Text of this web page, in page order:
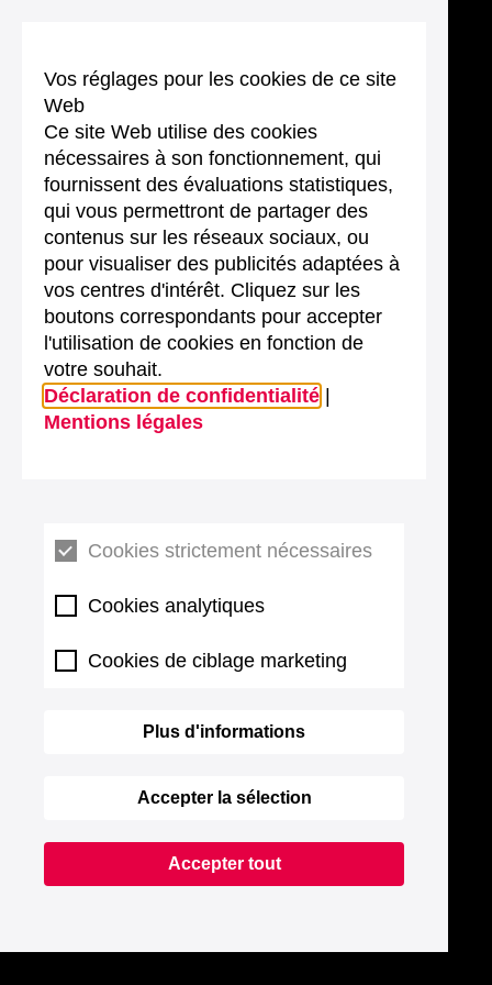
Vos réglages pour les cookies de ce site
Web
Ce site Web utilise des cookies
nécessaires à son fonctionnement, qui
fournissent des évaluations statistiques,
qui vous permettront de partager des
contenus sur les réseaux sociaux, ou
pour visualiser des publicités adaptées à
vos centres d'intérêt. Cliquez sur les
boutons correspondants pour accepter
l'utilisation de cookies en fonction de
votre souhait.
Déclaration de confidentialité
Mentions légales
Cookies strictement nécessaires
Cookies analytiques
Cookies de ciblage marketing
Plus d'informations
Accepter la sélection
Accepter tout